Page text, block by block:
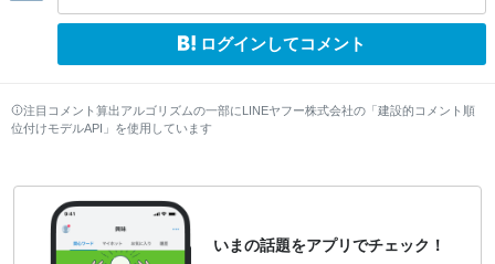
ログインしてコメント
注目コメント算出アルゴリズムの一部にLINEヤフー株式会社の「建設的コメント順
位付けモデルAPI」を使用しています
いまの話題をアプリでチェック！